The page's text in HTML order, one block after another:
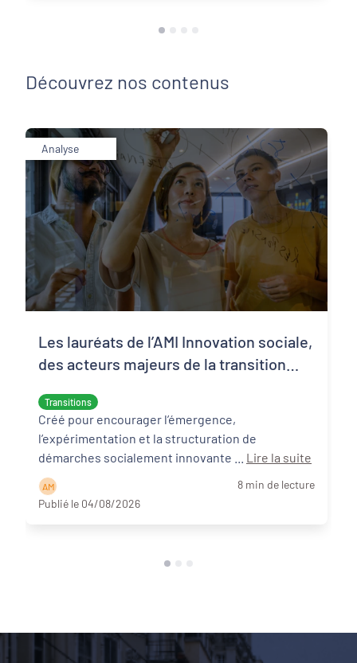
Découvrez nos contenus
Analyse
Transitions
Les lauréats de l’AMI Innovation sociale,
des acteurs majeurs de la transition
Créé pour encourager l’émergence,
l’expérimentation et la structuration de
Lire la suite
A M
8 min de lecture
Publié le 04/08/2026